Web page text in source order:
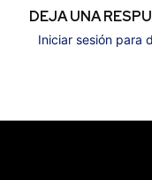
DEJA UNA
Iniciar sesión para